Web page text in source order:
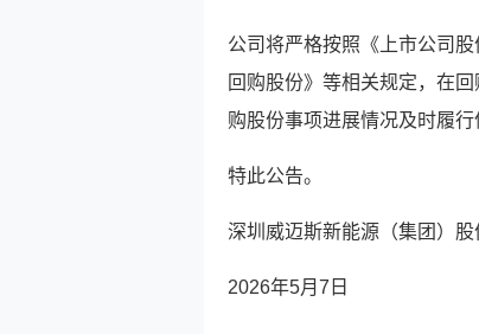
公司将严格按照《上市公司
回购股份》等相关规定，在
购股份事项进展情况及时履
特此公告。
深圳威迈斯新能源（集团）
2026年5月7日